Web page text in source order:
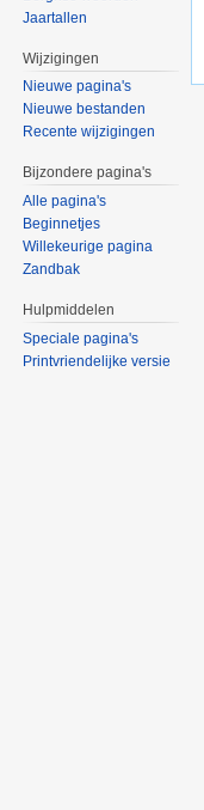
Jaartallen
Wijzigingen
Nieuwe pagina's
Nieuwe bestanden
Recente wijzigingen
Bijzondere pagina's
Alle pagina's
Beginnetjes
Willekeurige pagina
Zandbak
Hulpmiddelen
Speciale pagina's
Printvriendelijke versie